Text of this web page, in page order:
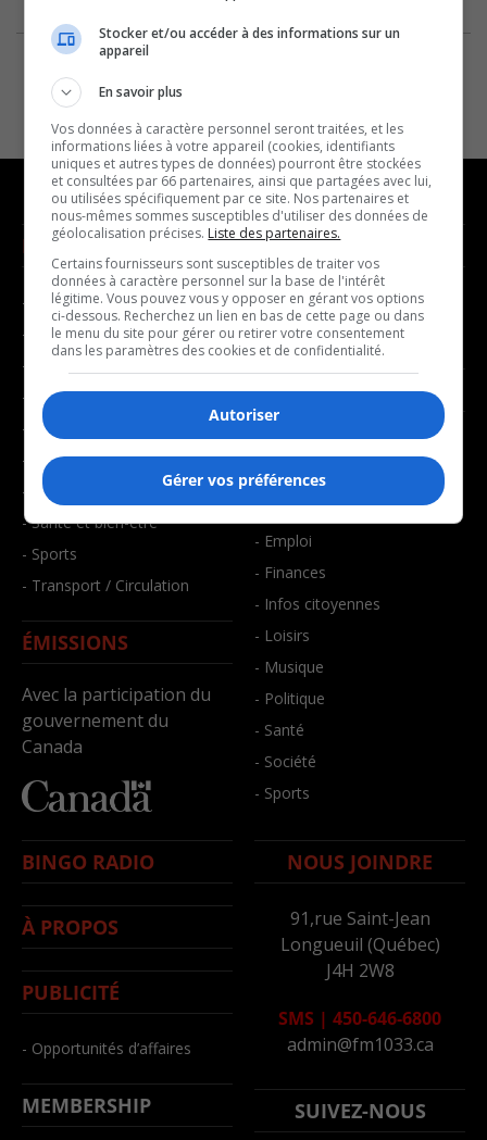
NOUVELLES
- Affaires municipales
- Communauté / Social
- Culture
- Économie
- Éducation
- Environnement
- Faits divers
- Santé et bien-être
- Sports
- Transport / Circulation
ÉMISSIONS
Avec la participation du
gouvernement du
Canada
MUSIQUE
- Décompte franco
- Joué récemment
BALADOS
- Art de vivre
- Bien-être
- Emploi
- Finances
- Infos citoyennes
- Loisirs
- Musique
- Politique
- Santé
- Société
- Sports
BINGO RADIO
À PROPOS
PUBLICITÉ
- Opportunités d’affaires
MEMBERSHIP
NOUS JOINDRE
91,rue Saint-Jean
Longueuil (Québec)
J4H 2W8
SMS | 450-646-6800
admin@fm1033.ca
SUIVEZ-NOUS
Stocker et/ou accéder à des informations sur un
appareil
En savoir plus
Vos données à caractère personnel seront traitées, et les
informations liées à votre appareil (cookies, identifiants
uniques et autres types de données) pourront être stockées
et consultées par 66 partenaires, ainsi que partagées avec lui,
ou utilisées spécifiquement par ce site. Nos partenaires et
nous-mêmes sommes susceptibles d'utiliser des données de
géolocalisation précises. Liste des partenaires.
Certains fournisseurs sont susceptibles de traiter vos
données à caractère personnel sur la base de l'intérêt
légitime. Vous pouvez vous y opposer en gérant vos options
ci-dessous. Recherchez un lien en bas de cette page ou dans
le menu du site pour gérer ou retirer votre consentement
dans les paramètres des cookies et de confidentialité.
Autoriser
Gérer vos préférences